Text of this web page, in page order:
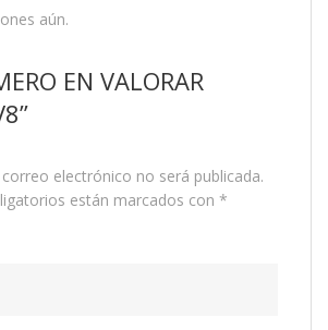
aún.
EN VALORAR
electrónico no será publicada.
están marcados con *